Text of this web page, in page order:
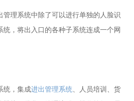
管理系统中除了可以进行单独的人脸识
统，将出入口的各种子系统连成一个网
统，集成进出管理系统 、人员培训、货